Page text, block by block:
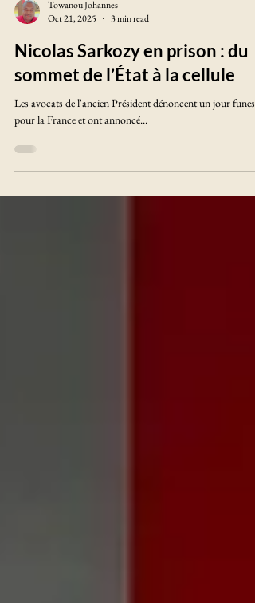
Oct 21, 2025
3 min read
Nicolas Sarkozy en prison : du
sommet de l’État à la cellule
pour la France et ont annoncé...